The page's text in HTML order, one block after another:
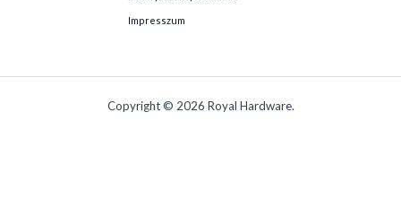
Impresszum
Copyright © 2026 Royal Hardware.